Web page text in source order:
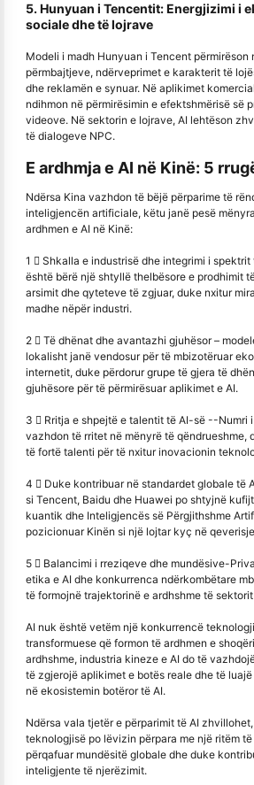
5. Hunyuan i Tencentit: Energjizimi i
sociale dhe të lojrave
Modeli i madh Hunyuan i Tencent përmirëson
përmbajtjeve, ndërveprimet e karakterit të
dhe reklamën e synuar. Në aplikimet
ndihmon në përmirësimin e efektshmërisë së
videove. Në sektorin e lojrave, AI lehtëson
të dialogeve NPC.
E ardhmja e AI në Kinë: 5
Ndërsa Kina vazhdon të bëjë përparime të
inteligjencën artificiale, këtu janë pesë
ardhmen e AI në Kinë:
1 ️⃣ Shkalla e industrisë dhe integrimi i spektrit
është bërë një shtyllë thelbësore e prodhimit
arsimit dhe qyteteve të zgjuar, duke nxitur
madhe nëpër industri.
2 ️⃣ Të dhënat dhe avantazhi gjuhësor –
lokalisht janë vendosur për të mbizotëruar
internetit, duke përdorur grupe të gjera të
gjuhësore për të përmirësuar aplikimet e AI.
3 ️⃣ Rritja e shpejtë e talentit të AI-së --Numri
vazhdon të rritet në mënyrë të qëndrueshme,
të fortë talenti për të nxitur inovacionin
4 ️⃣ Duke kontribuar në standardet globale të
si Tencent, Baidu dhe Huawei po shtyjnë
kuantik dhe Inteligjencës së Përgjithshme
pozicionuar Kinën si një lojtar kyç në
5 ️⃣ Balancimi i rreziqeve dhe mundësive-
etika e AI dhe konkurrenca ndërkombëtare
të formojnë trajektorinë e ardhshme të
AI nuk është vetëm një konkurrencë
transformuese që formon të ardhmen e
ardhshme, industria kineze e AI do të
të zgjerojë aplikimet e botës reale dhe të
në ekosistemin botëror të AI.
Ndërsa vala tjetër e përparimit të AI
teknologjisë po lëvizin përpara me një ritëm
përqafuar mundësitë globale dhe duke
inteligjente të njerëzimit.